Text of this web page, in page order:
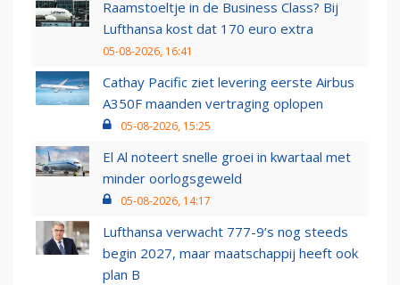
Raamstoeltje in de Business Class? Bij
Lufthansa kost dat 170 euro extra
05-08-2026, 16:41
Cathay Pacific ziet levering eerste Airbus
A350F maanden vertraging oplopen
05-08-2026, 15:25
El Al noteert snelle groei in kwartaal met
minder oorlogsgeweld
05-08-2026, 14:17
Lufthansa verwacht 777-9’s nog steeds
begin 2027, maar maatschappij heeft ook
plan B